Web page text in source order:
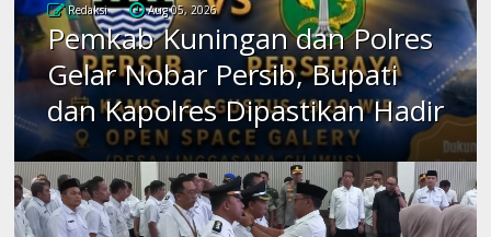
Redaksi Aug 05, 2026
Pemkab Kuningan dan Polres
Gelar Nobar Persib, Bupati
dan Kapolres Dipastikan Hadir